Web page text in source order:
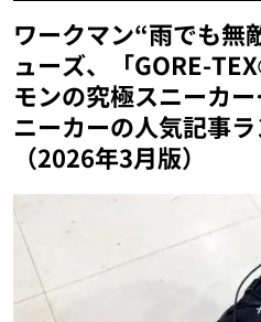
ワークマン“雨でも無
ューズ、「GORE-
モンの究極スニーカ
ニーカーの人気記事ラ
（2026年3月版）